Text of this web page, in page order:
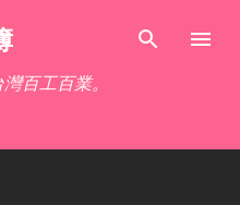
內容
百工百業。